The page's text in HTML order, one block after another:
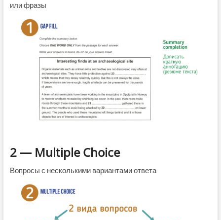
или фразы
2 — Multiple Choice
Вопросы с несколькими вариантами ответа